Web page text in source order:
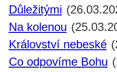
Důležitými
Na kolenou
Království nebeské
Co odpovíme Bohu